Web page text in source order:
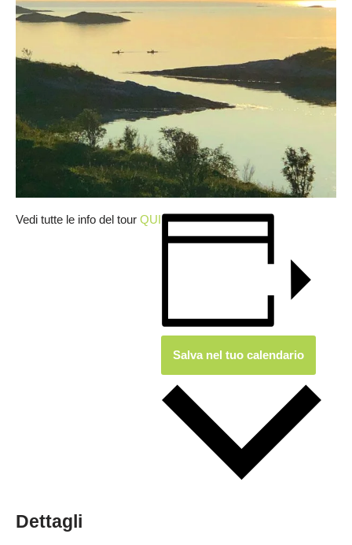
Vedi tutte le info del tour QUI
Salva nel tuo calendario
Dettagli